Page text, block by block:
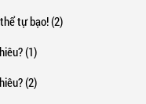
tự bạo! (2)
(1)
(2)